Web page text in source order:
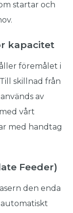
startar och
kapacitet
föremålet i
skillnad från
av
vårt
med handtag
Feeder)
den enda